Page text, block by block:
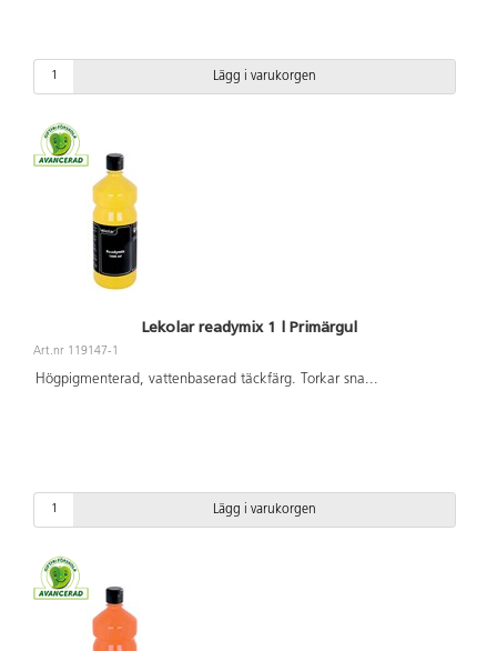
Lägg i varukorgen
Lekolar readymix 1 l Primärgul
Art.nr 119147-1
Högpigmenterad, vattenbaserad täckfärg. Torkar sna...
Lägg i varukorgen